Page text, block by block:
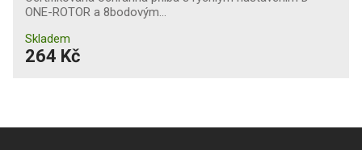
ONE-ROTOR a 8bodovým…
Skladem
264 Kč